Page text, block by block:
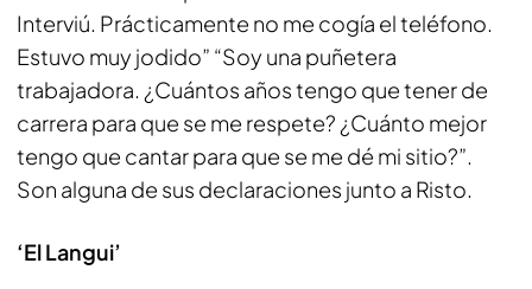
Interviú. Prácticamente no me cogía el teléfono.
Estuvo muy jodido” “Soy una puñetera
trabajadora. ¿Cuántos años tengo que tener de
carrera para que se me respete? ¿Cuánto mejor
tengo que cantar para que se me dé mi sitio?”.
Son alguna de sus declaraciones junto a Risto.
‘El Langui’